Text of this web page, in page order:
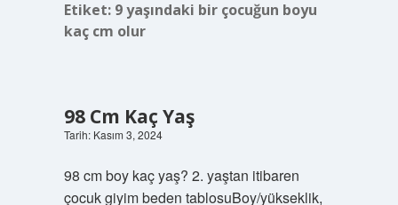
Etiket: 9 yaşındaki bir çocuğun boyu
kaç cm olur
98 Cm Kaç Yaş
Tarih: Kasım 3, 2024
98 cm boy kaç yaş? 2. yaştan itibaren
çocuk giyim beden tablosuBoy/yükseklik,